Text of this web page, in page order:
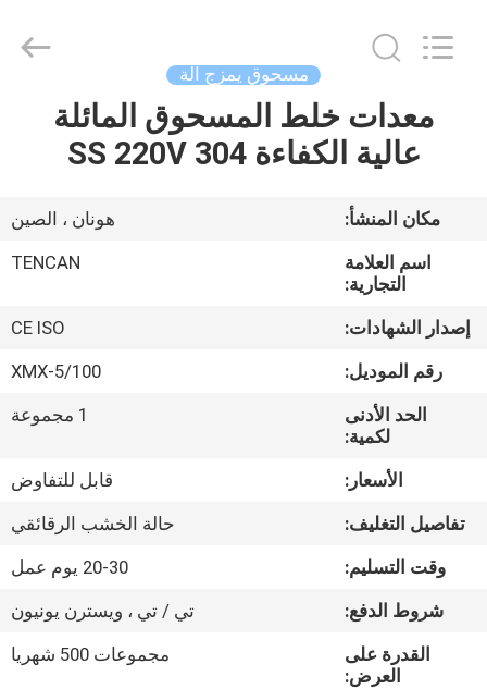
منزل،
منتجات
معلومات
عنا
جولة
المعمل
مراقبة
الجودة
اتصل
Technology
مسحوق يمزج آلة
معدات خلط المسحوق المائلة
عالية الكفاءة 304 SS 220V
مكان المنشأ:
هونان ، الصين
اسم العلامة
التجارية:
TENCAN
إصدار الشهادات:
CE ISO
رقم الموديل:
XMX-5/100
الحد الأدنى
لكمية:
1 مجموعة
الأسعار:
قابل للتفاوض
تفاصيل التغليف:
حالة الخشب الرقائقي
وقت التسليم:
20-30 يوم عمل
شروط الدفع:
تي / تي ، ويسترن يونيون
القدرة على
العرض:
مجموعات 500 شهريا